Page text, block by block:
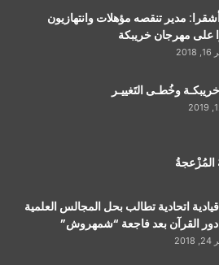
مدير تنقصه مؤهلات وانتهازيون
على مهرجان خريبكة
وخُطـى التَغييـر
المُزْعجةُ
اتحادية تطالب بحل المجالس العلمية
دور القرآن بعد فاجعة “شمهروش”